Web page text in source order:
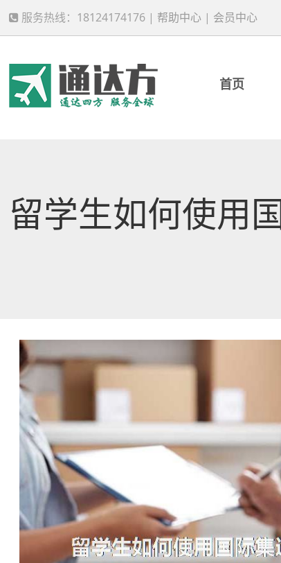
服务热线：18124174176 | 帮助中心 | 会员中心
首页
留学生如何使用